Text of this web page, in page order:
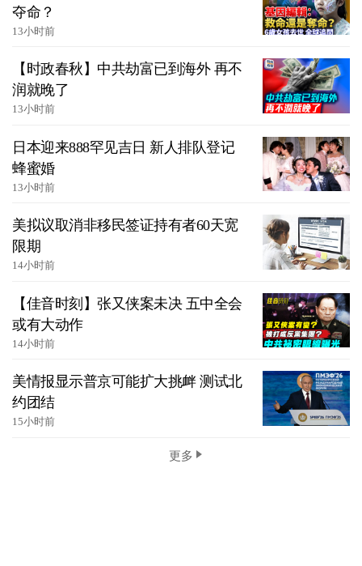
夺命？
13小时前
【时政春秋】中共劫富已到海外 再不
润就晚了
13小时前
日本迎来888罕见吉日 新人排队登记
蜂蜜婚
13小时前
美拟议取消非移民签证持有者60天宽
限期
14小时前
【佳音时刻】张又侠案未决 五中全会
或有大动作
14小时前
美情报显示普京可能扩大挑衅 测试北
约团结
15小时前
更多